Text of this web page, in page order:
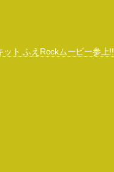
ット ふえRockムービー参上!!